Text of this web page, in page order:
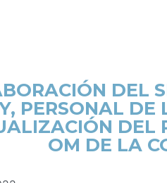
DEL
PERSONAL DE
DEL
OM DE LA